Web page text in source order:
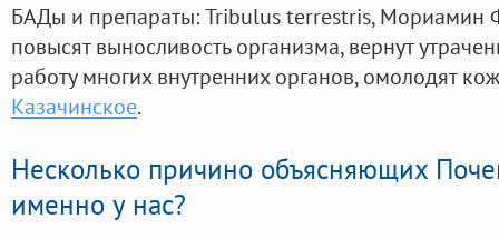
БАДы и препараты:Tribulus terrestris, Мориамин
повысят выносливость организма, вернут
работу многих внутренних органов, омолодят
Казачинское.
Несколько причино объясняющих
именно у нас?